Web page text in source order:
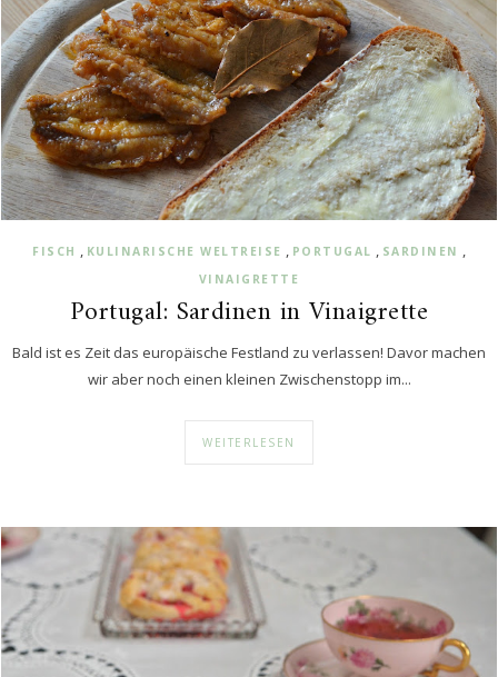
FISCH , KULINARISCHE WELTREISE , PORTUGAL , SARDINEN ,
VINAIGRETTE
Portugal: Sardinen in Vinaigrette
Bald ist es Zeit das europäische Festland zu verlassen! Davor machen
wir aber noch einen kleinen Zwischenstopp im...
WEITERLESEN